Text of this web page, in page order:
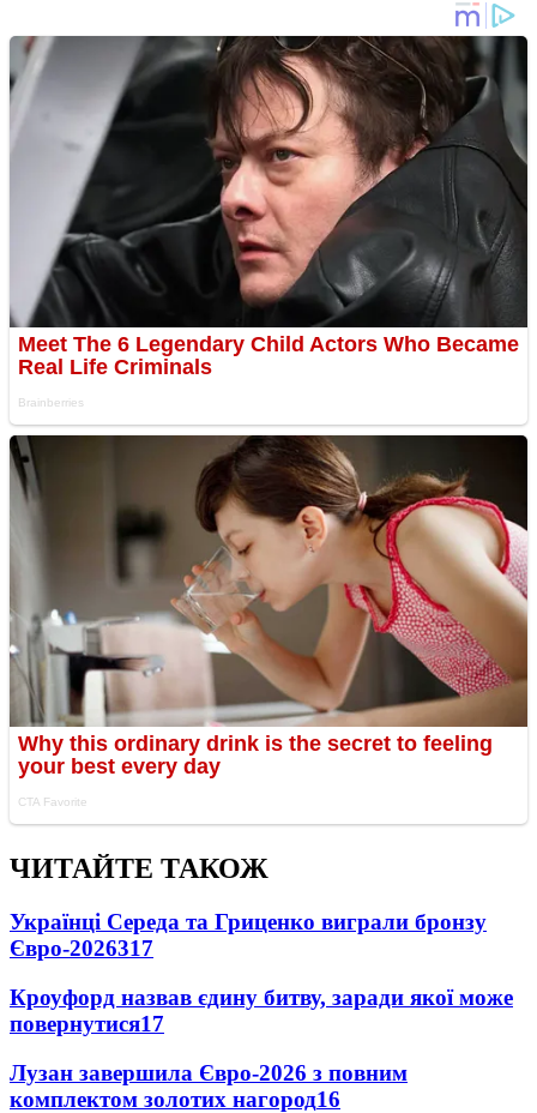
ЧИТАЙТЕ ТАКОЖ
Українці Середа та Гриценко виграли бронзу
Євро-2026317
Кроуфорд назвав єдину битву, заради якої може
повернутися17
Лузан завершила Євро-2026 з повним
комплектом золотих нагород16